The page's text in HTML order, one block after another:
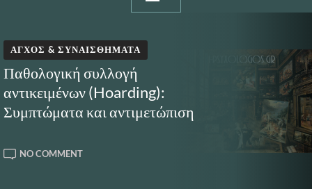
ΆΓΧΟΣ & ΣΥΝΑΙΣΘΉΜΑΤΑ
Παθολογική συλλογή
αντικειμένων (Hoarding):
Συμπτώματα και αντιμετώπιση
NO COMMENTON